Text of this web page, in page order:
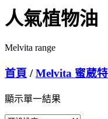
人氣植物油
Melvita range
首頁 /Melvita 蜜葳
顯示單一結果